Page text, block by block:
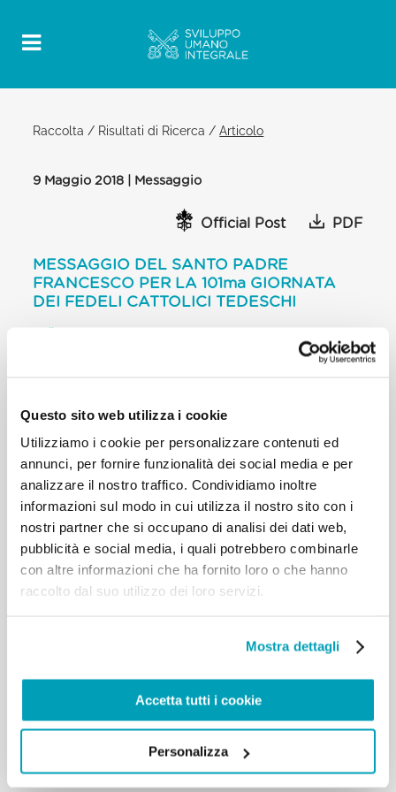
Questo sito web utilizza i cookie
Utilizziamo i cookie per personalizzare contenuti ed
annunci, per fornire funzionalità dei social media e per
analizzare il nostro traffico. Condividiamo inoltre
informazioni sul modo in cui utilizza il nostro sito con i
nostri partner che si occupano di analisi dei dati web,
pubblicità e social media, i quali potrebbero combinarle
con altre informazioni che ha fornito loro o che hanno
raccolto dal suo utilizzo dei loro servizi.
Mostra dettagli
Accetta tutti i cookie
Personalizza
Raccolta / Risultati di Ricerca /Articolo
9 Maggio 2018 | Messaggio
Official Post PDF
MESSAGGIO DEL SANTO PADRE
FRANCESCO PER LA 101ma GIORNATA
DEI FEDELI CATTOLICI TEDESCHI
Cari fratelli e sorelle, Saluto cordialmente tutti voi
numerosi. La vostra partecipazione è un chiaro
Katholikentag, “Cerca la pace”. Questa parola è
tratta dal Salmo 34: “Evita il male e fa il bene, cerca
la pace e perseguila” (versetto 15). È un imperativo
e una richiesta di aiuto di estrema attualità. Oggi
non c’è tema più importante nel dibattito pubblico
sulla religione che il problema del fanatismo e della
propensione alla violenza. Lo osserviamo nella sfera
quartieri, nelle regioni e nelle nazioni: ovunque
profondamente preoccupato per le persone,
costretti a fuggire a causa di guerra e violenza nel
porte chiedendo aiuto e accoglienza. Nei loro occhi
vediamo la nostalgia della pace. […]
Torna ai risultati